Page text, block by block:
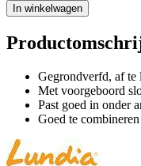
In winkelwagen
Gegrondverfd, af te
Met voorgeboord
Past goed in onder
Goed te